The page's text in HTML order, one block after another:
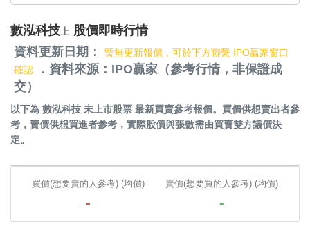
數泓科技 上 股價即時行情
資料更新日期：
暫無更新報價，可於下方聯繫 IPO贏家窗口
確認
．資料來源：IPO贏家（參考行情，非保證成
交）
以下為 數泓科技 未上市股票 最新買賣參考報價。買價供想賣出者參
考，賣價供想買進者參考，實際股價與張數需由買賣雙方議價決
定。
買價(想要賣的人參考) (均價)
-
賣價(想要買的人參考) (均價)
-